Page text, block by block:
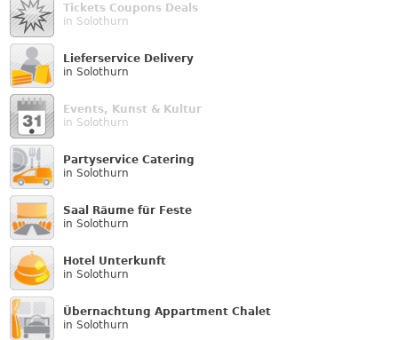
Tickets Coupons Deals
in Solothurn
Lieferservice Delivery
in Solothurn
Events, Kunst & Kultur
in Solothurn
Partyservice Catering
in Solothurn
Saal Räume für Feste
in Solothurn
Hotel Unterkunft
in Solothurn
Übernachtung Appartment Chalet
in Solothurn